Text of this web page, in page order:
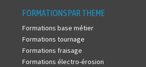
FORMATIONS PAR THEME
Formations base métier
Formations tournage
Formations fraisage
Formations électro-érosion